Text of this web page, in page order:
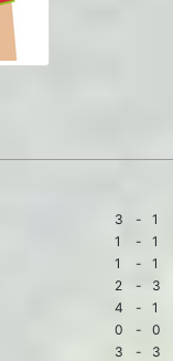
3 -
1
1 -
1
1 -
1
2 -
3
4 -
1
0 -
0
3 -
3